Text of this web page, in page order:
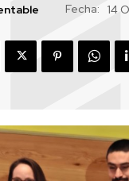
Fecha: 14